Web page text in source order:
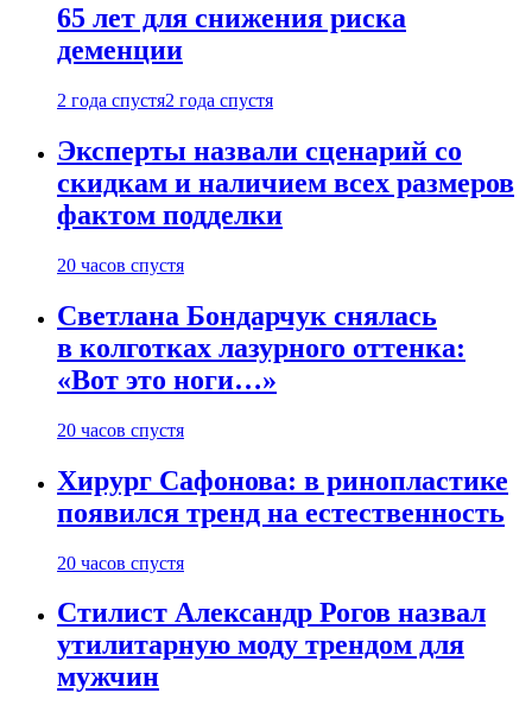
65 лет для снижения риска
деменции
2 года спустя2 года спустя
Эксперты назвали сценарий со
скидкам и наличием всех размеров
фактом подделки
20 часов спустя
Светлана Бондарчук снялась
в колготках лазурного оттенка:
«Вот это ноги…»
20 часов спустя
Хирург Сафонова: в ринопластике
появился тренд на естественность
20 часов спустя
Стилист Александр Рогов назвал
утилитарную моду трендом для
мужчин